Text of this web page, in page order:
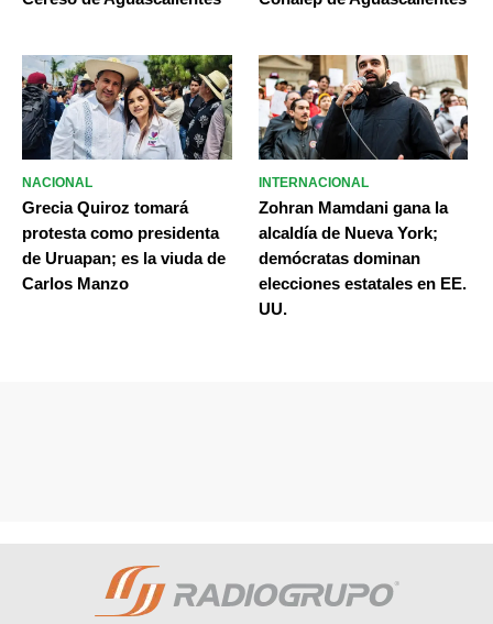
NACIONAL
Grecia Quiroz tomará
protesta como presidenta
de Uruapan; es la viuda de
Carlos Manzo
INTERNACIONAL
Zohran Mamdani gana la
alcaldía de Nueva York;
demócratas dominan
elecciones estatales en EE.
UU.